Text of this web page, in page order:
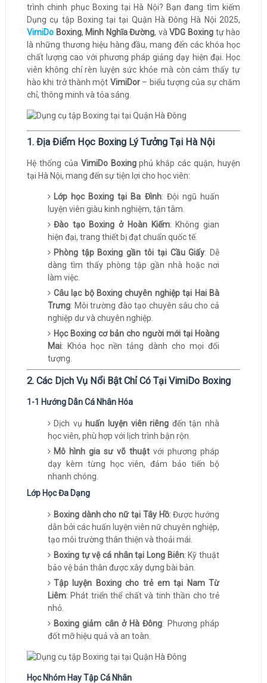
trình chinh phục Boxing tại Hà Nội? Bạn đang tìm kiếm
Dụng cụ tập Boxing tại tại Quận Hà Đông Hà Nội 2025,
VimiDoBoxing, Minh Nghĩa Đường, vàVDG Boxingtự hào
là những thương hiệu hàng đầu, mang đến các khóa học
chất lượng cao với phương pháp giảng dạy hiện đại. Học
viên không chỉ rèn luyện sức khỏe mà còn cảm thấy tự
hào khi trở thành một VimiDor– biểu tượng của sự chăm
chỉ, thông minh và tỏa sáng.
1. Địa Điểm Học Boxing Lý Tưởng Tại Hà Nội
Hệ thống của VimiDo Boxingphủ khắp các quận, huyện
tại Hà Nội, mang đến sự tiện lợi cho học viên:
Lớp học Boxing tại Ba Đình: Đội ngũ huấn
luyện viên giàu kinh nghiệm, tận tâm.
Đào tạo Boxing ở Hoàn Kiếm: Không gian
hiện đại, trang thiết bị đạt chuẩn quốc tế.
Phòng tập Boxing gần tôi tại Cầu Giấy: Dễ
dàng tìm thấy phòng tập gần nhà hoặc nơi
làm việc.
Câu lạc bộ Boxing chuyên nghiệp tại Hai Bà
Trưng: Môi trường đào tạo chuyên sâu cho cả
nghiệp dư và chuyên nghiệp.
Học Boxing cơ bản cho người mới tại Hoàng
Mai: Khóa học nền tảng dành cho mọi đối
tượng.
2. Các Dịch Vụ Nổi Bật Chỉ Có Tại VimiDo Boxing
1-1 Hướng Dẫn Cá Nhân Hóa
Dịch vụ huấn luyện viên riêng đến tận nhà
học viên, phù hợp với lịch trình bận rộn.
Mô hình gia sư võ thuật với phương pháp
dạy kèm từng học viên, đảm bảo tiến bộ
nhanh chóng.
Lớp Học Đa Dạng
Boxing dành cho nữ tại Tây Hồ: Được hướng
dẫn bởi các huấn luyện viên nữ chuyên nghiệp,
tạo môi trường thân thiện và thoải mái.
Boxing tự vệ cá nhân tại Long Biên: Kỹ thuật
bảo vệ bản thân được xây dựng bài bản.
Tập luyện Boxing cho trẻ em tại Nam Từ
Liêm: Phát triển thể chất và tinh thần cho trẻ
nhỏ.
Boxing giảm cân ở Hà Đông: Phương pháp
đốt mỡ hiệu quả và an toàn.
Học Nhóm Hay Tập Cá Nhân